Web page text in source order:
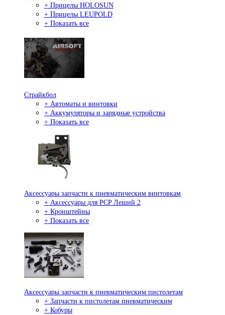
+ Прицелы HOLOSUN
+ Прицелы LEUPOLD
+ Показать все
Страйкбол
+ Автоматы и винтовки
+ Аккумуляторы и зарядные устройства
+ Показать все
Аксессуары запчасти к пневматическим винтовкам
+ Аксессуары для PCP Леший 2
+ Кронштейны
+ Показать все
Аксессуары запчасти к пневматическим пистолетам
+ Запчасти к пистолетам пневматическим
+ Кобуры